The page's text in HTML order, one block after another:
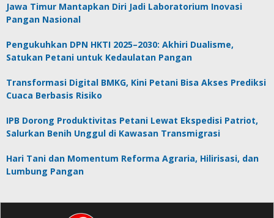
Jawa Timur Mantapkan Diri Jadi Laboratorium Inovasi
Pangan Nasional
Pengukuhkan DPN HKTI 2025–2030: Akhiri Dualisme,
Satukan Petani untuk Kedaulatan Pangan
Transformasi Digital BMKG, Kini Petani Bisa Akses Prediksi
Cuaca Berbasis Risiko
IPB Dorong Produktivitas Petani Lewat Ekspedisi Patriot,
Salurkan Benih Unggul di Kawasan Transmigrasi
Hari Tani dan Momentum Reforma Agraria, Hilirisasi, dan
Lumbung Pangan